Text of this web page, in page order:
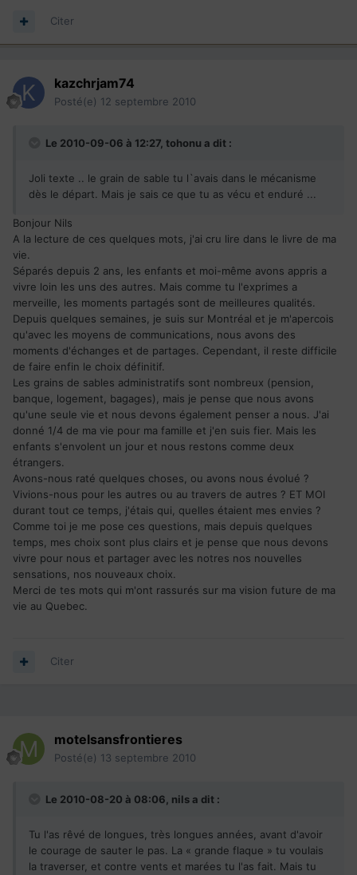
Citer
kazchrjam74
Posté(e) 12 septembre 2010
Le 2010-09-06 à 12:27, tohonu a dit :
Joli texte .. le grain de sable tu l`avais dans le mécanisme
dès le départ. Mais je sais ce que tu as vécu et enduré ...
Bonjour Nils
A la lecture de ces quelques mots, j'ai cru lire dans le livre de ma
vie.
Séparés depuis 2 ans, les enfants et moi-même avons appris a
vivre loin les uns des autres. Mais comme tu l'exprimes a
merveille, les moments partagés sont de meilleures qualités.
Depuis quelques semaines, je suis sur Montréal et je m'apercois
qu'avec les moyens de communications, nous avons des
moments d'échanges et de partages. Cependant, il reste difficile
de faire enfin le choix définitif.
Les grains de sables administratifs sont nombreux (pension,
banque, logement, bagages), mais je pense que nous avons
qu'une seule vie et nous devons également penser a nous. J'ai
donné 1/4 de ma vie pour ma famille et j'en suis fier. Mais les
enfants s'envolent un jour et nous restons comme deux
étrangers.
Avons-nous raté quelques choses, ou avons nous évolué ?
Vivions-nous pour les autres ou au travers de autres ? ET MOI
durant tout ce temps, j'étais qui, quelles étaient mes envies ?
Comme toi je me pose ces questions, mais depuis quelques
temps, mes choix sont plus clairs et je pense que nous devons
vivre pour nous et partager avec les notres nos nouvelles
sensations, nos nouveaux choix.
Merci de tes mots qui m'ont rassurés sur ma vision future de ma
vie au Quebec.
Citer
motelsansfrontieres
Posté(e) 13 septembre 2010
Le 2010-08-20 à 08:06, nils a dit :
Tu l'as rêvé de longues, très longues années, avant d'avoir
le courage de sauter le pas. La « grande flaque » tu voulais
la traverser, et contre vents et marées tu l'as fait. Mais tu